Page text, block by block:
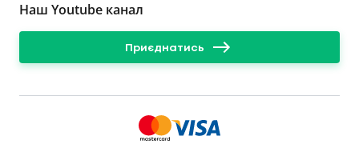
Наш Youtube канал
Приєднатись